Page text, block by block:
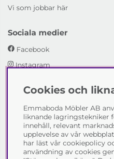
Vi som jobbar här
Sociala medier
Facebook
Instagram
Emmaboda Möbler AB
I fyra generationer har vi
sina hem och uppfylla sina
möbeldesign av högsta
skapa ditt drömhem -
hur vi kan hjälpa dig.
Cookies och
Emmaboda Möbler AB
liknande lagringstekniker
innehåll, relevant
upplevelse av vår
har läst vår cookiepolicy
användning av cookies